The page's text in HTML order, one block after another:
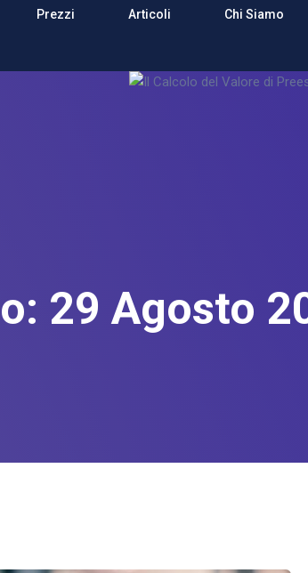
Prezzi Articoli Chi Siamo
29 Agosto